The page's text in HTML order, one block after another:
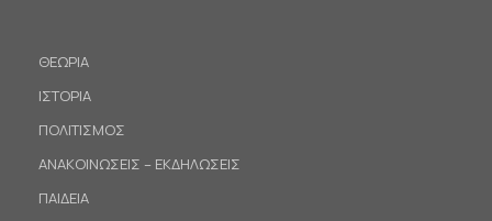
ΘΕΩΡΙΑ
ΙΣΤΟΡΙΑ
ΠΟΛΙΤΙΣΜΟΣ
ΑΝΑΚΟΙΝΩΣΕΙΣ – ΕΚΔΗΛΩΣΕΙΣ
ΠΑΙΔΕΙΑ